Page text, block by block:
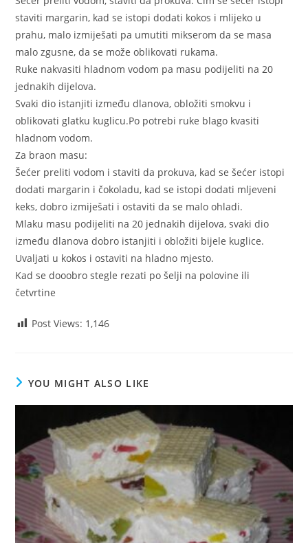
staviti margarin, kad se istopi dodati kokos i mlijeko u
prahu, malo izmiješati pa umutiti mikserom da se masa
malo zgusne, da se može oblikovati rukama.
Ruke nakvasiti hladnom vodom pa masu podijeliti na 20
jednakih dijelova.
Svaki dio istanjiti između dlanova, obložiti smokvu i
oblikovati glatku kuglicu.Po potrebi ruke blago kvasiti
hladnom vodom.
Za braon masu:
Šećer preliti vodom i staviti da prokuva, kad se šećer istopi
dodati margarin i čokoladu, kad se istopi dodati mljeveni
keks, dobro izmiješati i ostaviti da se malo ohladi.
Mlaku masu podijeliti na 20 jednakih dijelova, svaki dio
između dlanova dobro istanjiti i obložiti bijele kuglice.
Uvaljati u kokos i ostaviti na hladno mjesto.
Kad se dooobro stegle rezati po šelji na polovine ili
četvrtine
Post Views: 1,146
YOU MIGHT ALSO LIKE